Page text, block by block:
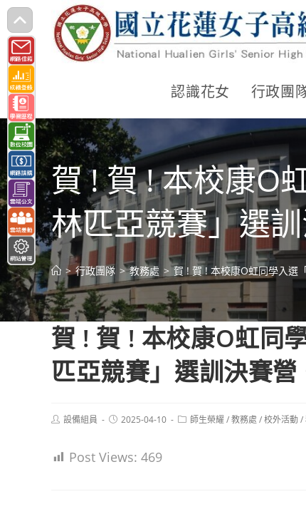
跳
轉
至
主
要
內
容
認識花女 行政團
賀 ! 賀 ! 本校康O
林匹亞競賽」選
> 行政團隊 > 教務處 > 賀 ! 賀 ! 本校康O虹同學入選
賀 ! 賀 ! 本校康O虹同
匹亞競賽」選訓決賽營
Post設備組員
Post2025-04-10
Post師生榮耀/教務處 /校外活動/
Post Views: 469